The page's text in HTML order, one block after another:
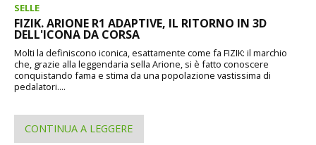
SELLE
FIZIK. ARIONE R1 ADAPTIVE, IL RITORNO IN 3D
DELL'ICONA DA CORSA
Molti la definiscono iconica, esattamente come fa FIZIK: il marchio
che, grazie alla leggendaria sella Arione, si è fatto conoscere
conquistando fama e stima da una popolazione vastissima di
pedalatori....
CONTINUA A LEGGERE